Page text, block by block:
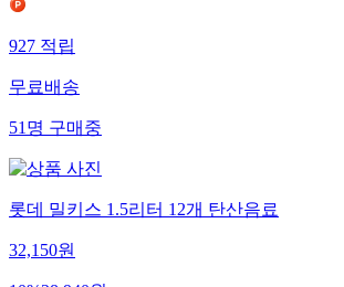
927적립
무료배송
51명구매중
롯데 밀키스 1.5리터 12개 탄산음료
32,150원